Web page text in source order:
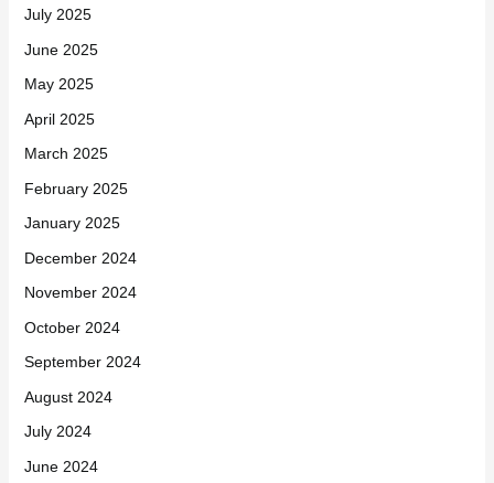
July 2025
June 2025
May 2025
April 2025
March 2025
February 2025
January 2025
December 2024
November 2024
October 2024
September 2024
August 2024
July 2024
June 2024